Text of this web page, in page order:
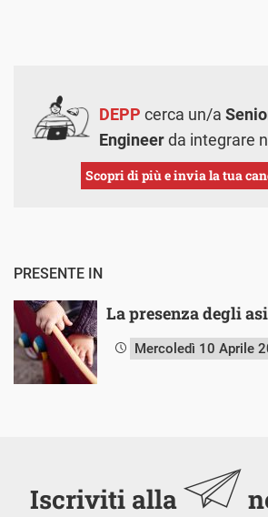
DEPP cerca un/a
Engineerda integrare
Scopri di più e invia la tua
PRESENTE IN
La presenza degli
Mercoledì 10 Aprile
Iscriviti alla